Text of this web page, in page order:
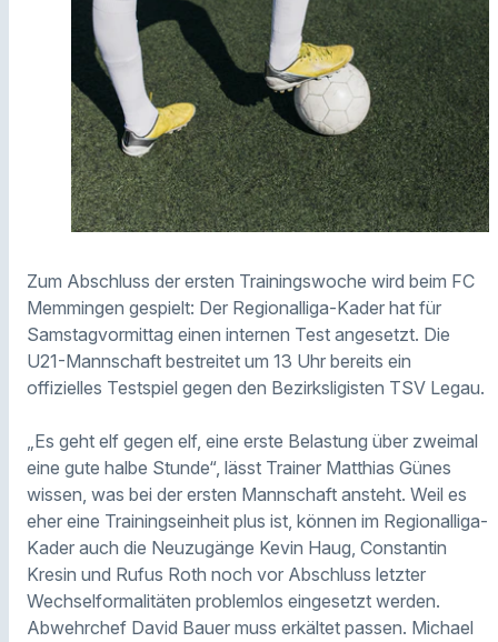
Zum Abschluss der ersten Trainingswoche wird beim FC
Memmingen gespielt: Der Regionalliga-Kader hat für
Samstagvormittag einen internen Test angesetzt. Die
U21-Mannschaft bestreitet um 13 Uhr bereits ein
offizielles Testspiel gegen den Bezirksligisten TSV Legau.
„Es geht elf gegen elf, eine erste Belastung über zweimal
eine gute halbe Stunde“, lässt Trainer Matthias Günes
wissen, was bei der ersten Mannschaft ansteht. Weil es
eher eine Trainingseinheit plus ist, können im Regionalliga-
Kader auch die Neuzugänge Kevin Haug, Constantin
Kresin und Rufus Roth noch vor Abschluss letzter
Wechselformalitäten problemlos eingesetzt werden.
Abwehrchef David Bauer muss erkältet passen. Michael